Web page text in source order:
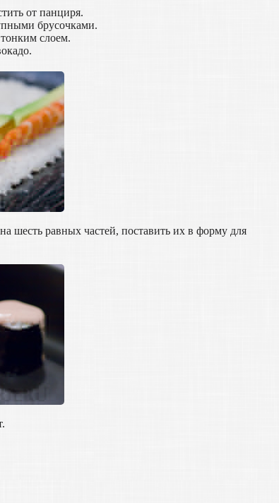
от панциря.
брусочками.
слоем.
шесть равных частей, поставить их в форму для